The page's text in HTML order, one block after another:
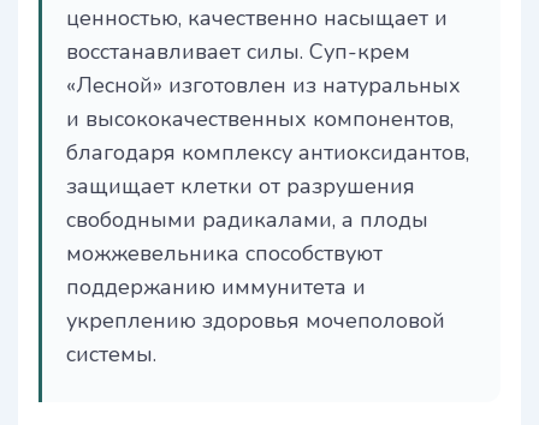
ценностью, качественно насыщает и
восстанавливает силы. Суп-крем
«Лесной» изготовлен из натуральных
и высококачественных компонентов,
благодаря комплексу антиоксидантов,
защищает клетки от разрушения
свободными радикалами, а плоды
можжевельника способствуют
поддержанию иммунитета и
укреплению здоровья мочеполовой
системы.